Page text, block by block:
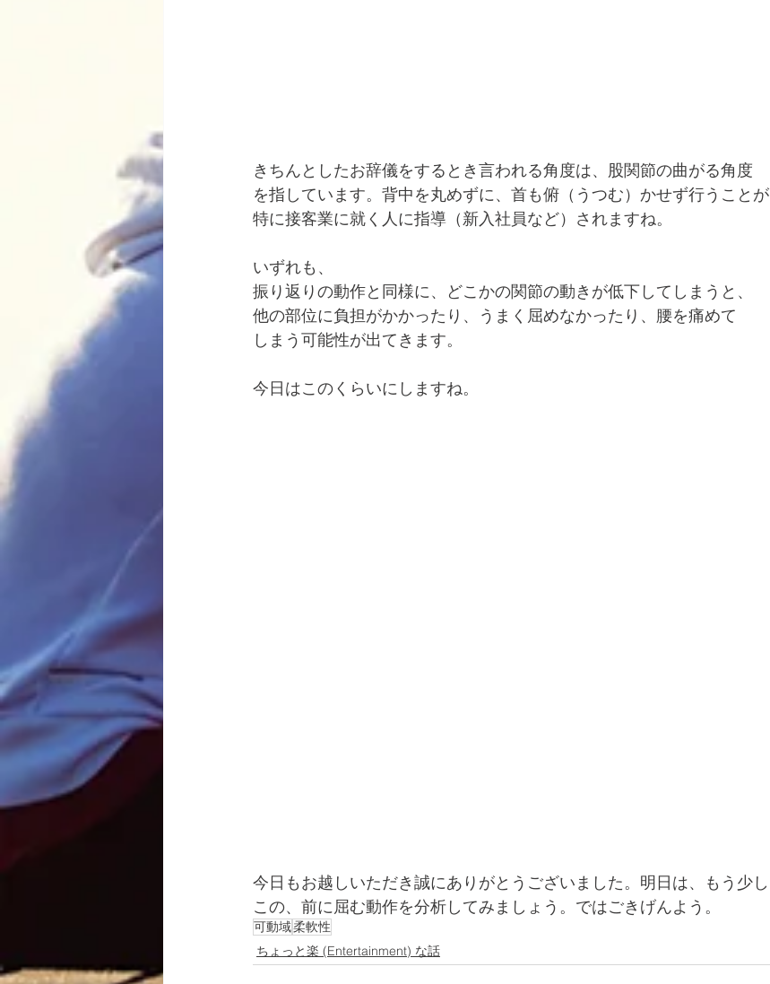
きちんとしたお辞儀をするとき言われる角度は、股関節の曲がる角度
を指しています。背中を丸めずに、首も俯（うつむ）かせず行うことが
特に接客業に就く人に指導（新入社員など）されますね。
いずれも、
振り返りの動作と同様に、どこかの関節の動きが低下してしまうと、
他の部位に負担がかかったり、うまく屈めなかったり、腰を痛めて
しまう可能性が出てきます。
今日はこのくらいにしますね。
今日もお越しいただき誠にありがとうございました。明日は、もう少し
この、前に屈む動作を分析してみましょう。ではごきげんよう。
可動域柔軟性
ちょっと楽 (Entertainment) な話